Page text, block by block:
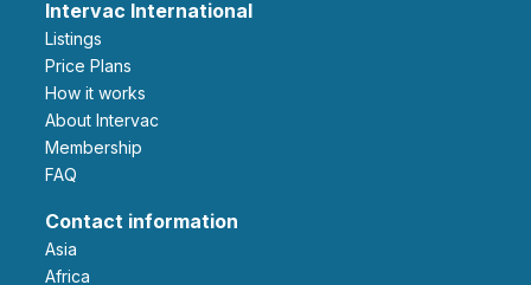
Intervac International
Listings
Price Plans
How it works
About Intervac
Membership
FAQ
Contact information
Asia
Africa